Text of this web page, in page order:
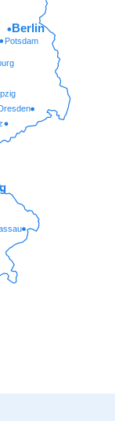
Potsdam
Berlin